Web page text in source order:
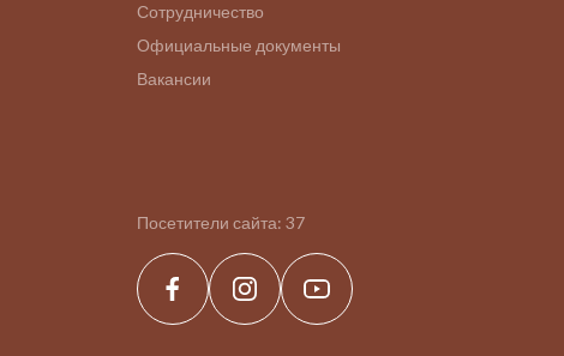
Сотрудничество
Официальные документы
Вакансии
Посетители сайта: 37